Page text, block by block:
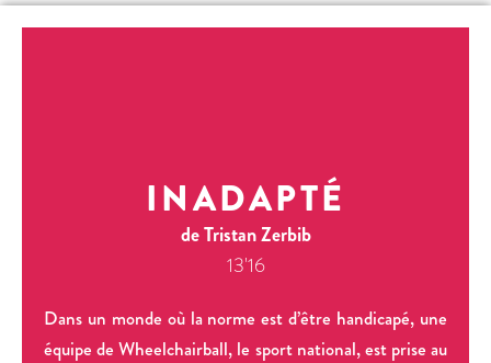
INADAPTÉ
de Tristan Zerbib
13'16
Dans un monde où la norme est d’être handicapé, une
équipe de Wheelchairball, le sport national, est prise au